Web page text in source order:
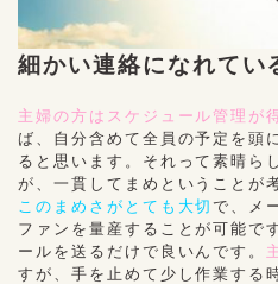
細かい連絡になれてい
主婦の方はスケジュール管理が
ば、自分含めて全員の予定を頭
ると思います。それって素晴ら
が、一貫してまめということが
このまめさがとても大切で、メ
ファンを量産することが可能で
ールを送るだけで良いんです。
すが、手を止めて少し作業する